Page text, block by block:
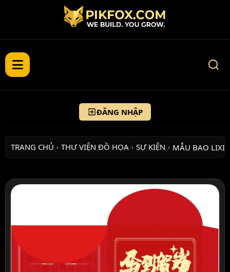
ĐĂNG NHẬP
TRANG CHỦ › THƯ VIỆN ĐỒ HỌA › SỰ KIỆN › MẪU BAO